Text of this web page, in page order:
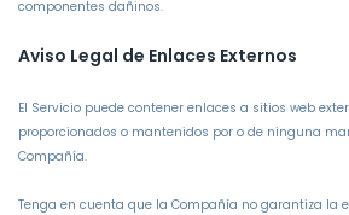
componentes dañinos.
Aviso Legal de Enlaces Externos
El Servicio puede contener enlaces a sitios web
proporcionados o mantenidos por o de ninguna
Compañía.
Tenga en cuenta que la Compañía no garantiza la